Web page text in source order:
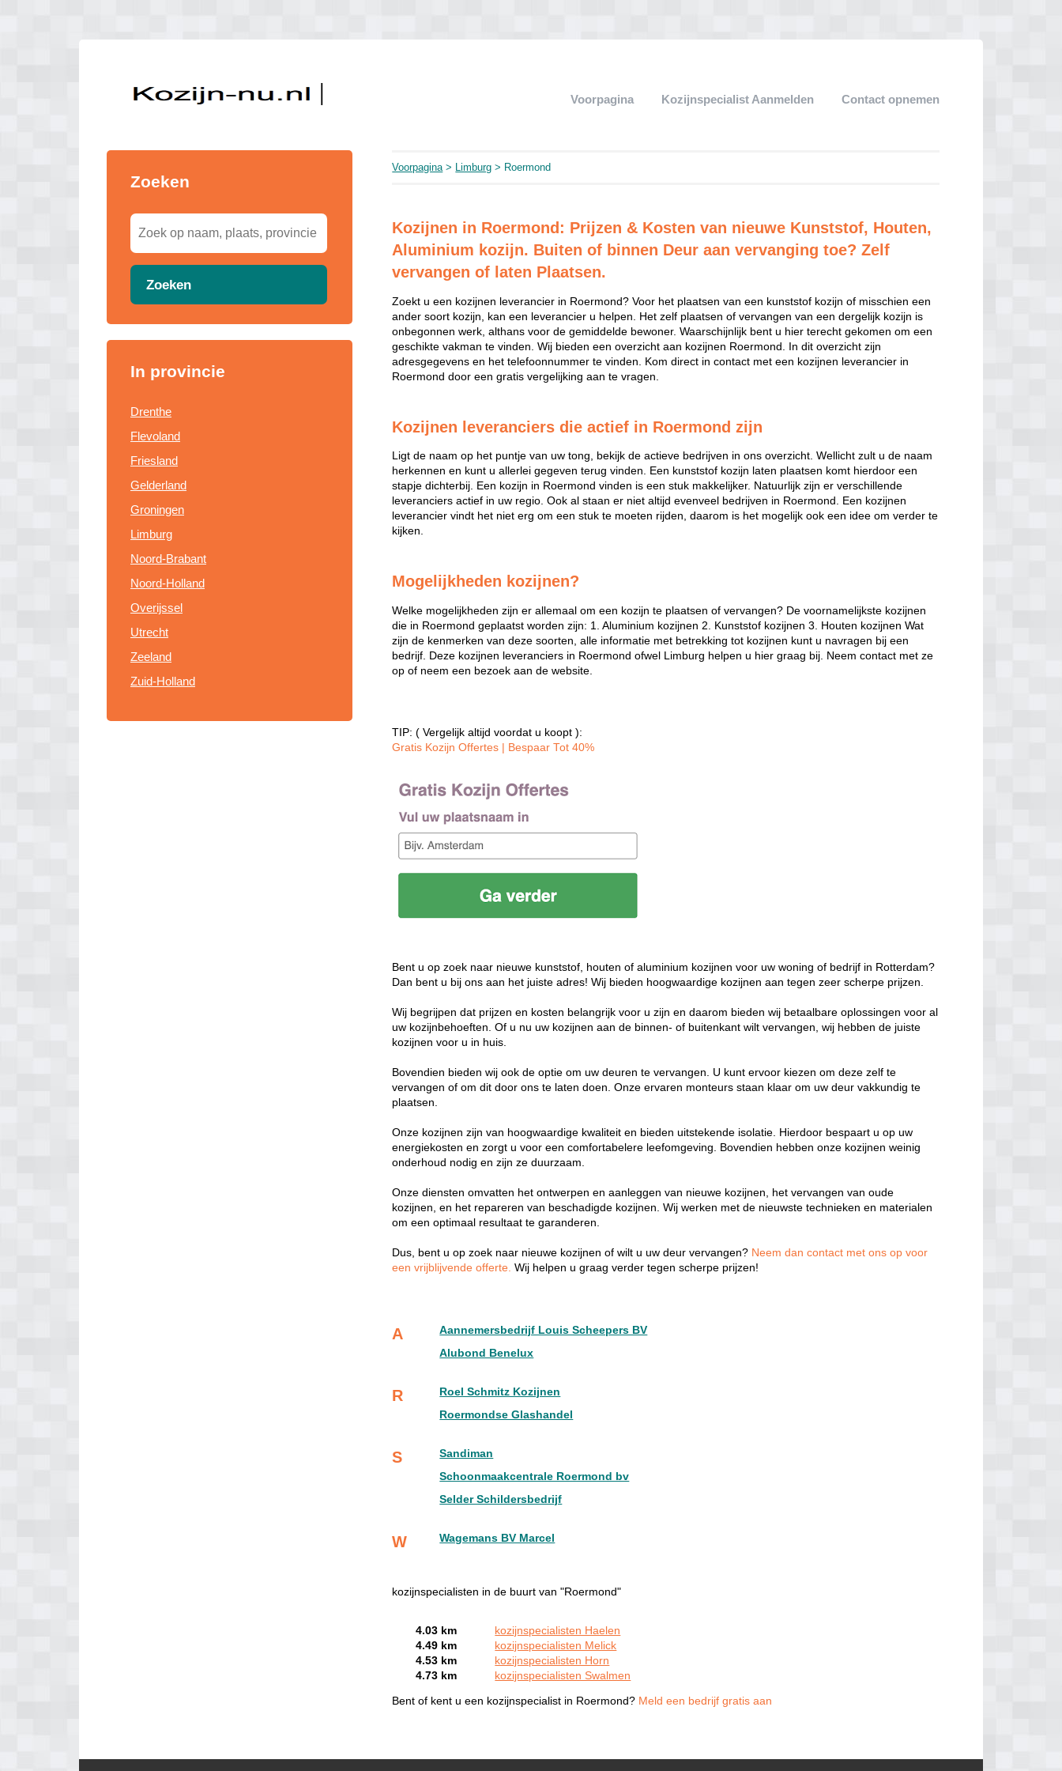
Voorpagina Kozijnspecialist Aanmelden Contact opnemen
Zoeken
Zoeken
In provincie
Drenthe
Flevoland
Friesland
Gelderland
Groningen
Limburg
Noord-Brabant
Noord-Holland
Overijssel
Utrecht
Zeeland
Zuid-Holland
Voorpagina> Limburg > Roermond
Kozijnen in Roermond: Prijzen & Kosten van nieuwe Kunststof, Houten,
Aluminium kozijn. Buiten of binnen Deur aan vervanging toe? Zelf
vervangen of laten Plaatsen.
Zoekt u een kozijnen leverancier in Roermond? Voor het plaatsen van een kunststof kozijn of misschien een
ander soort kozijn, kan een leverancier u helpen. Het zelf plaatsen of vervangen van een dergelijk kozijn is
onbegonnen werk, althans voor de gemiddelde bewoner. Waarschijnlijk bent u hier terecht gekomen om een
geschikte vakman te vinden. Wij bieden een overzicht aan kozijnen Roermond. In dit overzicht zijn
adresgegevens en het telefoonnummer te vinden. Kom direct in contact met een kozijnen leverancier in
Roermond door een gratis vergelijking aan te vragen.
Kozijnen leveranciers die actief in Roermond zijn
Ligt de naam op het puntje van uw tong, bekijk de actieve bedrijven in ons overzicht. Wellicht zult u de naam
herkennen en kunt u allerlei gegeven terug vinden. Een kunststof kozijn laten plaatsen komt hierdoor een
stapje dichterbij. Een kozijn in Roermond vinden is een stuk makkelijker. Natuurlijk zijn er verschillende
leveranciers actief in uw regio. Ook al staan er niet altijd evenveel bedrijven in Roermond. Een kozijnen
leverancier vindt het niet erg om een stuk te moeten rijden, daarom is het mogelijk ook een idee om verder te
kijken.
Mogelijkheden kozijnen?
Welke mogelijkheden zijn er allemaal om een kozijn te plaatsen of vervangen? De voornamelijkste kozijnen
die in Roermond geplaatst worden zijn: 1. Aluminium kozijnen 2. Kunststof kozijnen 3. Houten kozijnen Wat
zijn de kenmerken van deze soorten, alle informatie met betrekking tot kozijnen kunt u navragen bij een
bedrijf. Deze kozijnen leveranciers in Roermond ofwel Limburg helpen u hier graag bij. Neem contact met ze
op of neem een bezoek aan de website.
TIP: ( Vergelijk altijd voordat u koopt ):
Gratis Kozijn Offertes | Bespaar Tot 40%‎
Bent u op zoek naar nieuwe kunststof, houten of aluminium kozijnen voor uw woning of bedrijf in Rotterdam?
Dan bent u bij ons aan het juiste adres! Wij bieden hoogwaardige kozijnen aan tegen zeer scherpe prijzen.
Wij begrijpen dat prijzen en kosten belangrijk voor u zijn en daarom bieden wij betaalbare oplossingen voor al
uw kozijnbehoeften. Of u nu uw kozijnen aan de binnen- of buitenkant wilt vervangen, wij hebben de juiste
kozijnen voor u in huis.
Bovendien bieden wij ook de optie om uw deuren te vervangen. U kunt ervoor kiezen om deze zelf te
vervangen of om dit door ons te laten doen. Onze ervaren monteurs staan klaar om uw deur vakkundig te
plaatsen.
Onze kozijnen zijn van hoogwaardige kwaliteit en bieden uitstekende isolatie. Hierdoor bespaart u op uw
energiekosten en zorgt u voor een comfortabelere leefomgeving. Bovendien hebben onze kozijnen weinig
onderhoud nodig en zijn ze duurzaam.
Onze diensten omvatten het ontwerpen en aanleggen van nieuwe kozijnen, het vervangen van oude
kozijnen, en het repareren van beschadigde kozijnen. Wij werken met de nieuwste technieken en materialen
om een optimaal resultaat te garanderen.
Dus, bent u op zoek naar nieuwe kozijnen of wilt u uw deur vervangen? Neem dan contact met ons op voor
een vrijblijvende offerte.Wij helpen u graag verder tegen scherpe prijzen!
A
Aannemersbedrijf Louis Scheepers BV
Alubond Benelux
R
Roel Schmitz Kozijnen
Roermondse Glashandel
S
Sandiman
Schoonmaakcentrale Roermond bv
Selder Schildersbedrijf
W Wagemans BV Marcel
kozijnspecialisten in de buurt van "Roermond"
4.03 km
kozijnspecialisten Haelen
4.49 km
kozijnspecialisten Melick
4.53 km
kozijnspecialisten Horn
4.73 km
kozijnspecialisten Swalmen
Bent of kent u een kozijnspecialist in Roermond? Meld een bedrijf gratis aan